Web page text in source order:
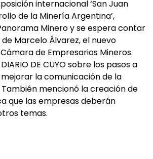
internacional ‘San Juan
de la Minería Argentina’,
Minero y se espera contar
Marcelo Álvarez, el nuevo
de Empresarios Mineros.
DE CUYO sobre los pasos a
la comunicación de la
mencionó la creación de
que las empresas deberán
temas.